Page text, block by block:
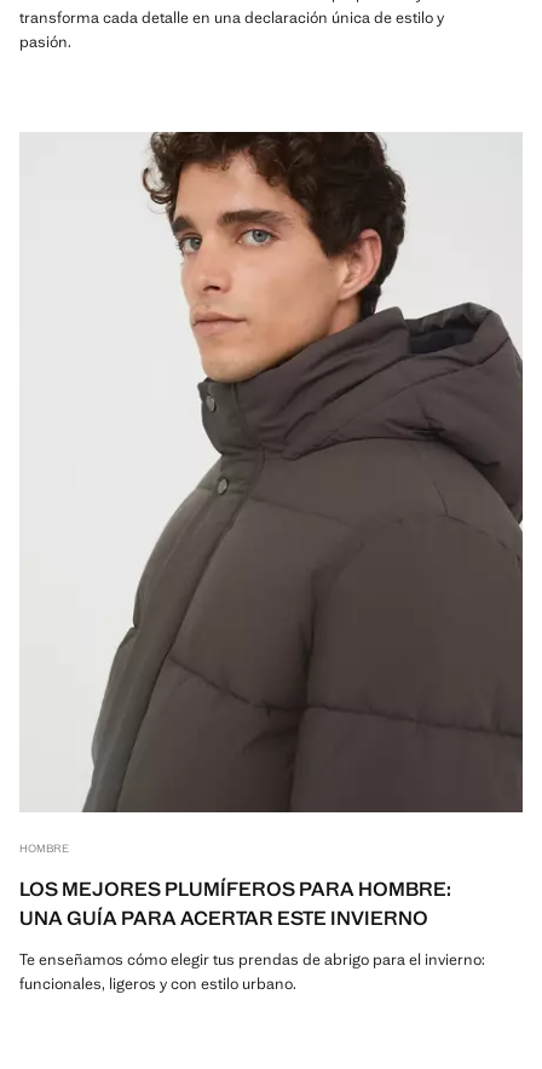
transforma cada detalle en una declaración única de estilo y
pasión.
HOMBRE
LOS MEJORES PLUMÍFEROS PARA HOMBRE:
UNA GUÍA PARA ACERTAR ESTE INVIERNO
Te enseñamos cómo elegir tus prendas de abrigo para el invierno:
funcionales, ligeros y con estilo urbano.